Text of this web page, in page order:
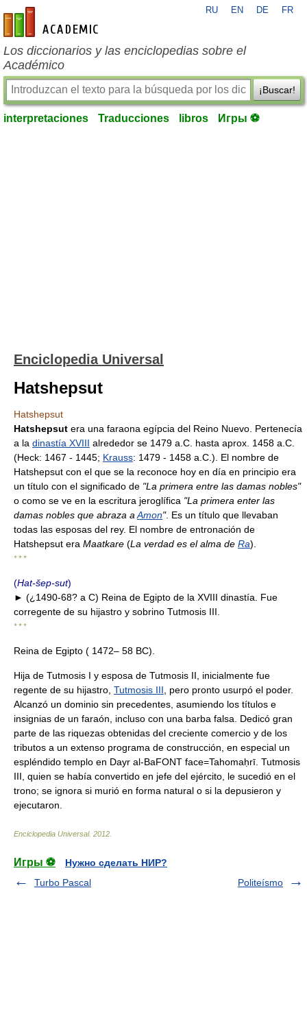
es-academic.com
RU EN DE FR
Los diccionarios y las enciclopedias sobre el
Académico
¡Buscar!
interpretaciones Traducciones libros Игры ⚽
Enciclopedia Universal
Hatshepsut
Hatshepsut
Hatshepsut era una faraona egípcia del Reino Nuevo. Pertenecía
a la dinastía XVIII alrededor se 1479 a.C. hasta aprox. 1458 a.C.
(Heck: 1467 - 1445; Krauss: 1479 - 1458 a.C.). El nombre de
Hatshepsut con el que se la reconoce hoy en día en principio era
un título con el significado de "La primera entre las damas nobles"
o como se ve en la escritura jeroglífica "La primera enter las
damas nobles que abraza a Amon". Es un título que llevaban
todas las esposas del rey. El nombre de entronación de
Hatshepsut era Maatkare (La verdad es el alma de Ra).
* * *
(Hat-šep-sut)
► (¿1490-68? a C) Reina de Egipto de la XVIII dinastía. Fue
corregente de su hijastro y sobrino Tutmosis III.
* * *
Reina de Egipto ( 1472– 58 BC).
Hija de Tutmosis I y esposa de Tutmosis II, inicialmente fue
regente de su hijastro, Tutmosis III , pero pronto usurpó el poder.
Alcanzó un dominio sin precedentes, asumiendo los títulos e
insignias de un faraón, incluso con una barba falsa. Dedicó gran
parte de las riquezas obtenidas del creciente comercio y de los
tributos a un extenso programa de construcción, en especial un
espléndido templo en Dayr al-BaFONT face=Tahomaḥrī. Tutmosis
III, quien se había convertido en jefe del ejército, le sucedió en el
trono; se ignora si murió en forma natural o si la depusieron y
ejecutaron.
Enciclopedia Universal. 2012
Игры ⚽
Нужно сделать НИР?
Turbo Pascal
Politeísmo